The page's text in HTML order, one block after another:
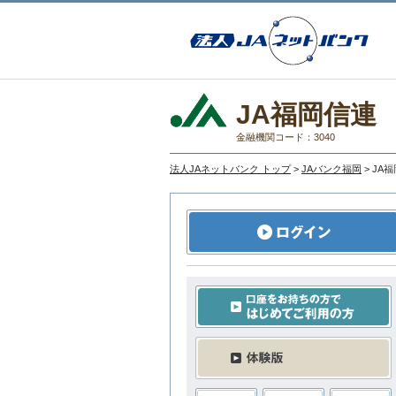
JA福岡信連
金融機関コード：3040
法人JAネットバンク トップ > JAバンク福岡 > JA